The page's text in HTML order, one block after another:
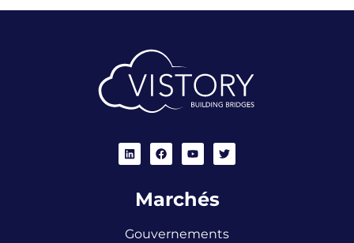
Marchés
Gouvernements